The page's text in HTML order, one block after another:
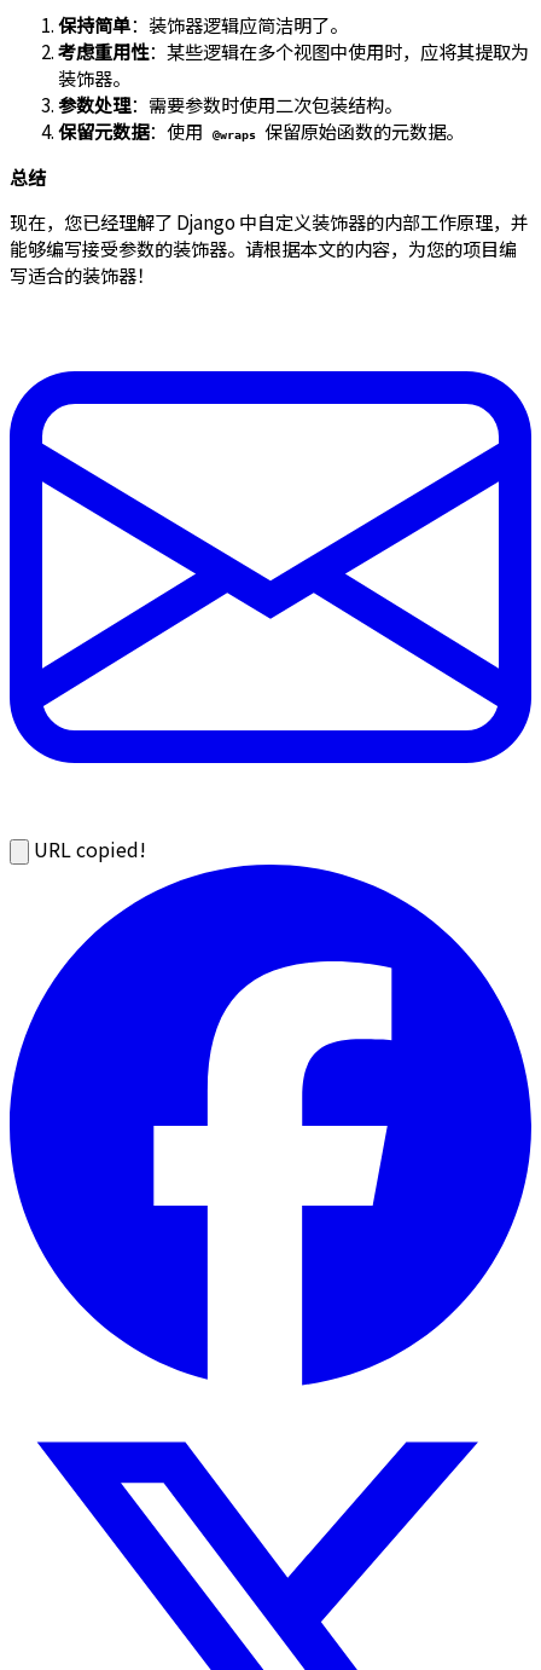
保持简单：装饰器逻辑应简洁明了。
考虑重用性：某些逻辑在多个视图中使用时，应将其提取为
装饰器。
参数处理：需要参数时使用二次包装结构。
保留元数据：使用 @wraps
保留原始函数的元数据。
总结
现在，您已经理解了 Django 中自定义装饰器的内部工作原理，并
能够编写接受参数的装饰器。请根据本文的内容，为您的项目编
写适合的装饰器！
URL copied!